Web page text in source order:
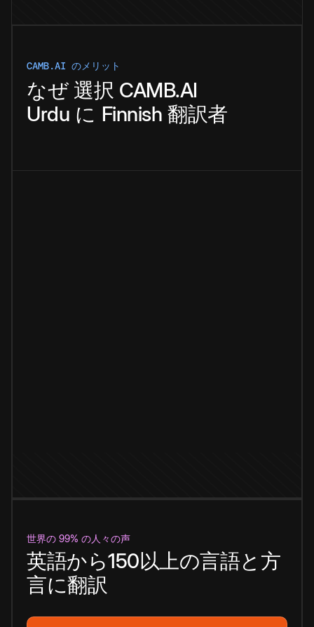
CAMB.AI のメリット
なぜ 選択 CAMB.AI
Urdu に Finnish 翻訳者
世界の 99% の人々の声
英語から150以上の言語と方
言に翻訳